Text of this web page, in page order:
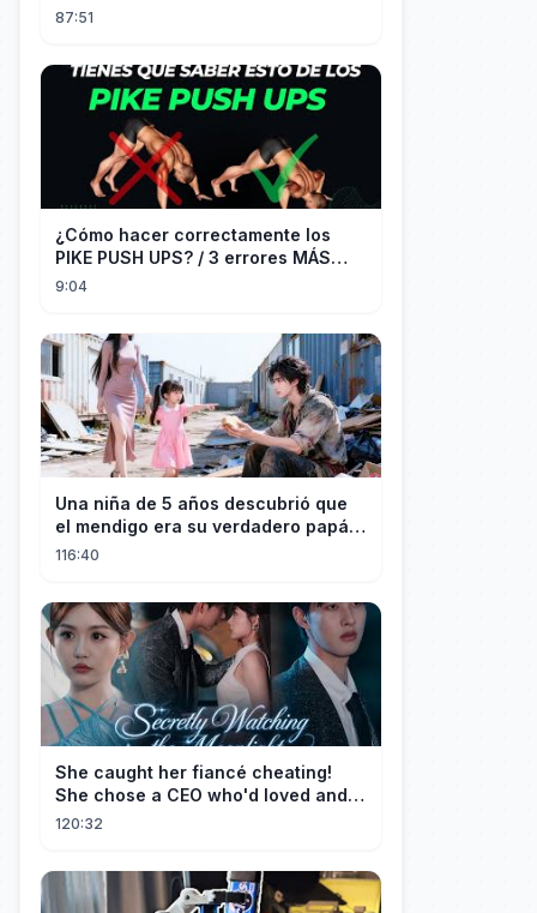
d’or à 180 000$ ! Sa vie bascule !
87:51
¿Cómo hacer correctamente los
PIKE PUSH UPS? / 3 errores MÁS
9:04
Una niña de 5 años descubrió que
el mendigo era su verdadero papá y
salvó a su familia
116:40
She caught her fiancé cheating!
She chose a CEO who'd loved and
cherished her for years. ❤️
120:32